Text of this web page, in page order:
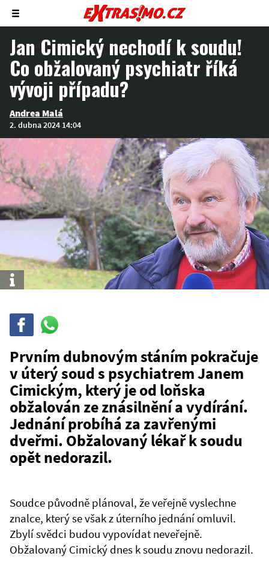
Zobrazit/skrýt
menu
Jan Cimický nechodí k soudu!
Co obžalovaný psychiatr říká
vývoji případu?
Andrea Malá
2. dubna 2024 14:04
Info
Sdílej
WhatsAppu
Prvním dubnovým stáním pokračuje
v úterý soud s psychiatrem Janem
Cimickým, který je od loňska
obžalován ze znásilnění a vydírání.
Jednání probíhá za zavřenými
dveřmi. Obžalovaný lékař k soudu
opět nedorazil.
Soudce původně plánoval, že veřejně vyslechne
znalce, který se však z úterního jednání omluvil.
Zbylí svědci budou vypovídat neveřejně.
Obžalovaný Cimický dnes k soudu znovu nedorazil.